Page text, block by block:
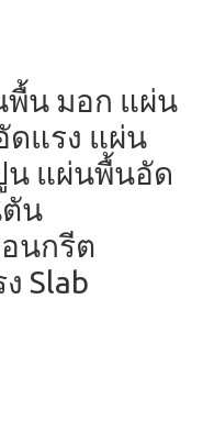
พื้น มอก แผ่น
ดแรง แผ่น
แผ่นพื้นอัด
ตัน
นกรีต
Slab